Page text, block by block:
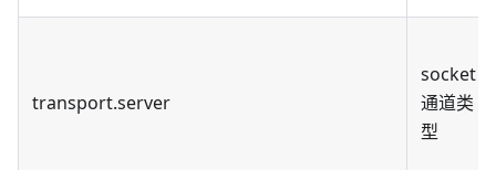
transport.server
socket
通道类
型